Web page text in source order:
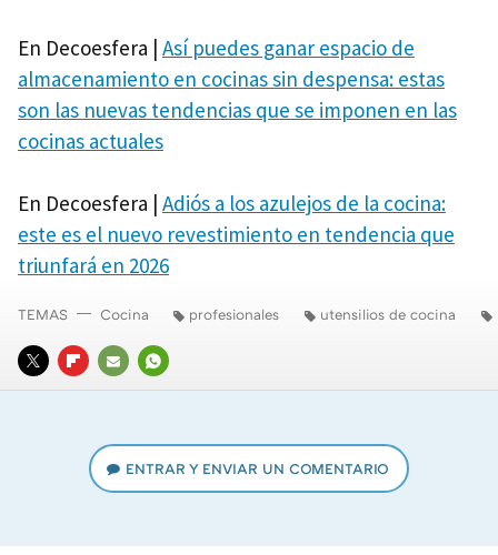
En Decoesfera | Así puedes ganar espacio de
almacenamiento en cocinas sin despensa: estas
son las nuevas tendencias que se imponen en las
cocinas actuales
En Decoesfera | Adiós a los azulejos de la cocina:
este es el nuevo revestimiento en tendencia que
triunfará en 2026
TWITTERFLIPBOARD
E-
WHATSAPP
TEMAS Cocina profesionales utensilios de cocina
ENTRAR Y ENVIAR UN COMENTARIO